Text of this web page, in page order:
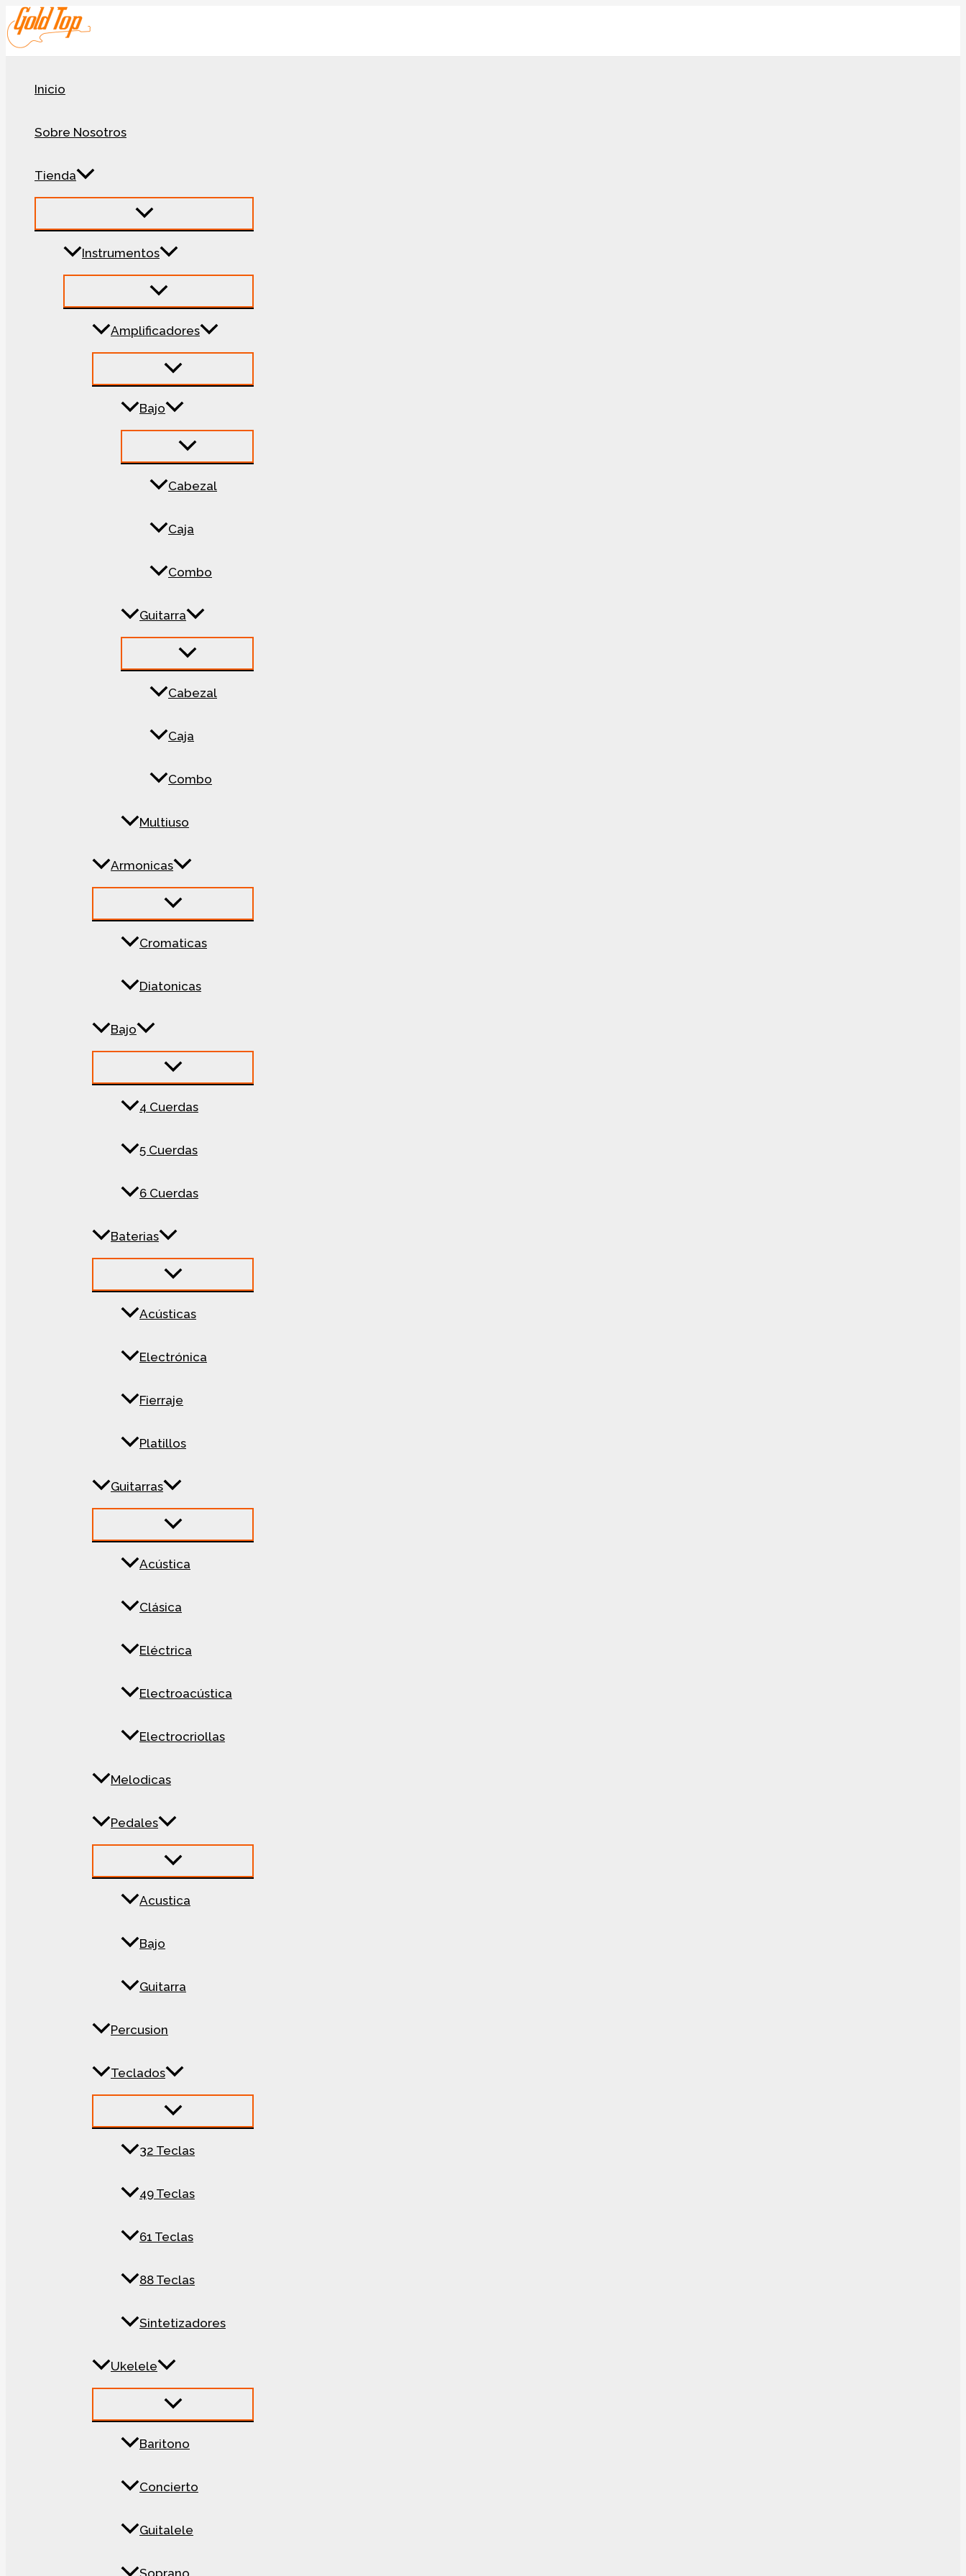
al
contenido
Inicio
Sobre Nosotros
Tienda
Instrumentos
Amplificadores
Bajo
Cabezal
Caja
Combo
Guitarra
Cabezal
Caja
Combo
Multiuso
Armonicas
Cromaticas
Diatonicas
Bajo
4 Cuerdas
5 Cuerdas
6 Cuerdas
Baterias
Acústicas
Electrónica
Fierraje
Platillos
Guitarras
Acústica
Clásica
Eléctrica
Electroacústica
Electrocriollas
Melodicas
Pedales
Acustica
Bajo
Guitarra
Percusion
Teclados
32 Teclas
49 Teclas
61 Teclas
88 Teclas
Sintetizadores
Ukelele
Baritono
Concierto
Guitalele